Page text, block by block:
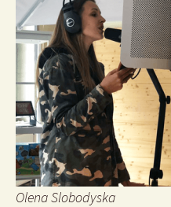
Olena Slobodyska